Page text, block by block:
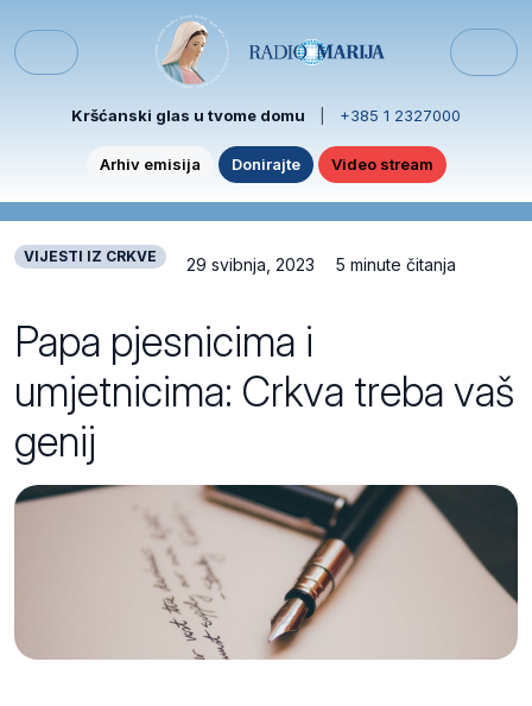
Menu
Kršćanski glas u tvome domu +385 1 2327000
Arhiv emisija Donirajte Video stream
VIJESTI IZ CRKVE 29 svibnja, 2023 5 minute čitanja
Papa pjesnicima i
umjetnicima: Crkva treba vaš
genij